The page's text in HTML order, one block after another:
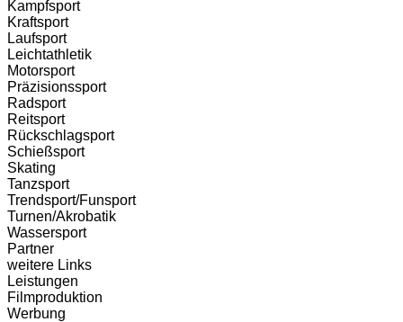
Kampfsport
Kraftsport
Laufsport
Leichtathletik
Motorsport
Präzisionssport
Radsport
Reitsport
Rückschlagsport
Schießsport
Skating
Tanzsport
Trendsport/Funsport
Turnen/Akrobatik
Wassersport
Partner
weitere Links
Leistungen
Filmproduktion
Werbung